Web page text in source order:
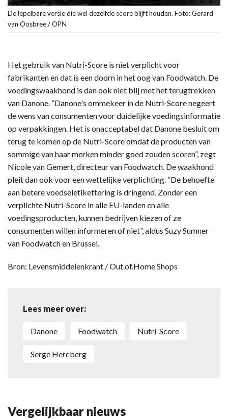
De lepelbare versie die wel dezelfde score blijft houden. Foto: Gerard
van Oosbree / OPN
Het gebruik van Nutri-Score is niet verplicht voor
fabrikanten en dat is een doorn in het oog van Foodwatch. De
voedingswaakhond is dan ook niet blij met het terugtrekken
van Danone. “Danone's ommekeer in de Nutri-Score negeert
de wens van consumenten voor duidelijke voedingsinformatie
op verpakkingen. Het is onacceptabel dat Danone besluit om
terug te komen op de Nutri-Score omdat de producten van
sommige van haar merken minder goed zouden scoren”, zegt
Nicole van Gemert, directeur van Foodwatch. De waakhond
pleit dan ook voor een wettelijke verplichting. “De behoefte
aan betere voedseletikettering is dringend. Zonder een
verplichte Nutri-Score in alle EU-landen en alle
voedingsproducten, kunnen bedrijven kiezen of ze
consumenten willen informeren of niet”, aldus Suzy Sumner
van Foodwatch en Brussel.
Bron: Levensmiddelenkrant / Out.of.Home Shops
Lees meer over:
Danone Foodwatch Nutri-Score
Serge Hercberg
Vergelijkbaar nieuws